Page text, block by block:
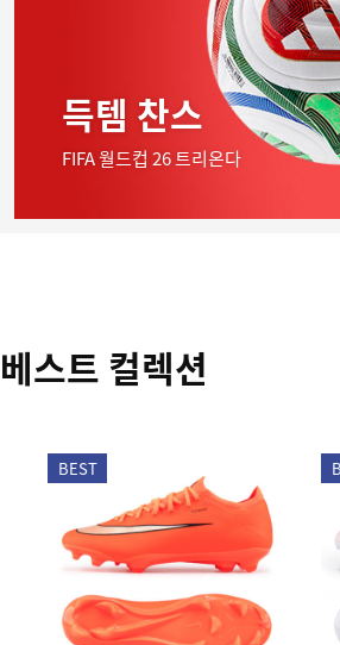
득템 찬스
FIFA 월드컵 26 트리온다
베스트 컬렉션
BEST